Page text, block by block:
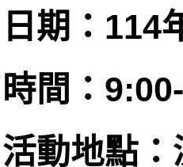
日期：114
時間：
活動地點：